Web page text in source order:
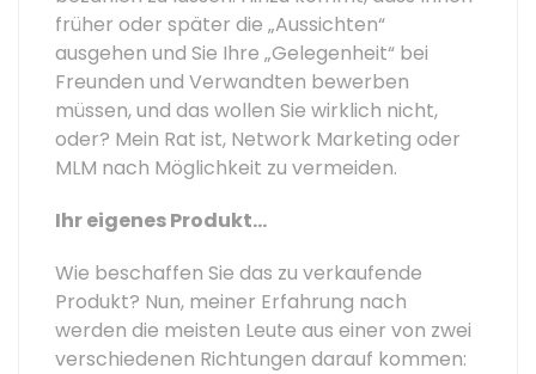
früher oder später die „Aussichten“
ausgehen und Sie Ihre „Gelegenheit“ bei
Freunden und Verwandten bewerben
müssen, und das wollen Sie wirklich nicht,
oder? Mein Rat ist, Network Marketing oder
MLM nach Möglichkeit zu vermeiden.
Ihr eigenes Produkt…
Wie beschaffen Sie das zu verkaufende
Produkt? Nun, meiner Erfahrung nach
werden die meisten Leute aus einer von zwei
verschiedenen Richtungen darauf kommen: